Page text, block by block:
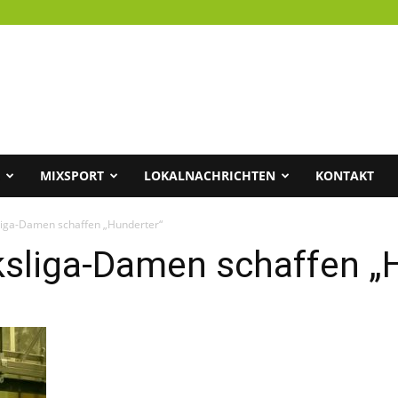
MIXSPORT LOKALNACHRICHTEN KONTAKT
Damen schaffen „Hunderter“
Damen schaffen